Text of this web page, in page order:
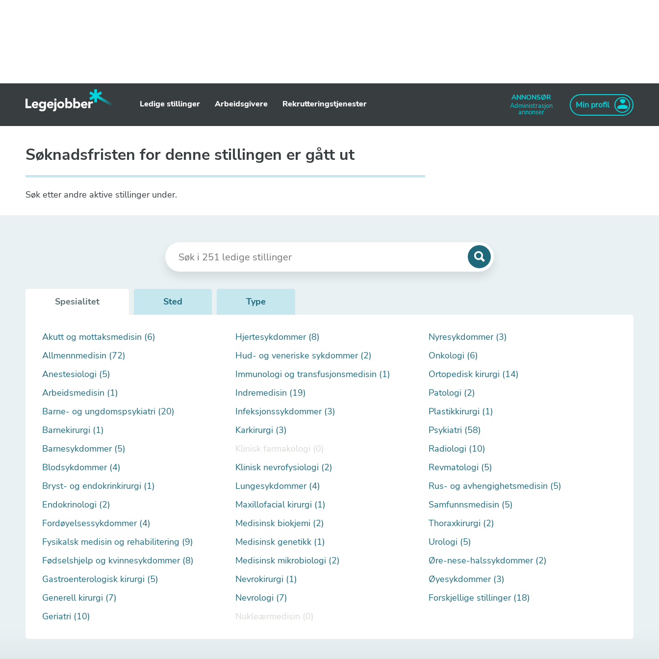
Ledige stillinger Arbeidsgivere Rekrutteringstjenester
ANNONSØR
Administrasjon
annonser
Min profil
Søknadsfristen for denne stillingen er gått ut
Søk etter andre aktive stillinger under.
Spesialitet Sted Type
Akutt og mottaksmedisin (6)
Allmennmedisin (72)
Anestesiologi (5)
Arbeidsmedisin (1)
Barne- og ungdomspsykiatri (20)
Barnekirurgi (1)
Barnesykdommer (5)
Blodsykdommer (4)
Bryst- og endokrinkirurgi (1)
Endokrinologi (2)
Fordøyelsessykdommer (4)
Fysikalsk medisin og rehabilitering (9)
Fødselshjelp og kvinnesykdommer (8)
Gastroenterologisk kirurgi (5)
Generell kirurgi (7)
Geriatri (10)
Hjertesykdommer (8)
Hud- og veneriske sykdommer (2)
Immunologi og transfusjonsmedisin (1)
Indremedisin (19)
Infeksjonssykdommer (3)
Karkirurgi (3)
Klinisk farmakologi (0)
Klinisk nevrofysiologi (2)
Lungesykdommer (4)
Maxillofacial kirurgi (1)
Medisinsk biokjemi (2)
Medisinsk genetikk (1)
Medisinsk mikrobiologi (2)
Nevrokirurgi (1)
Nevrologi (7)
Nukleærmedisin (0)
Nyresykdommer (3)
Onkologi (6)
Ortopedisk kirurgi (14)
Patologi (2)
Plastikkirurgi (1)
Psykiatri (58)
Radiologi (10)
Revmatologi (5)
Rus- og avhengighetsmedisin (5)
Samfunnsmedisin (5)
Thoraxkirurgi (2)
Urologi (5)
Øre-nese-halssykdommer (2)
Øyesykdommer (3)
Forskjellige stillinger (18)